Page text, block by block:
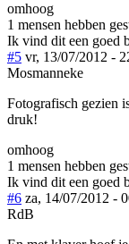
omhoog
1 mensen hebben
Ik vind dit een goed
#5 vr, 13/07/2012 -
Mosmanneke
Fotografisch gezien
druk!
omhoog
1 mensen hebben
Ik vind dit een goed
#6 za, 14/07/2012 -
RdB